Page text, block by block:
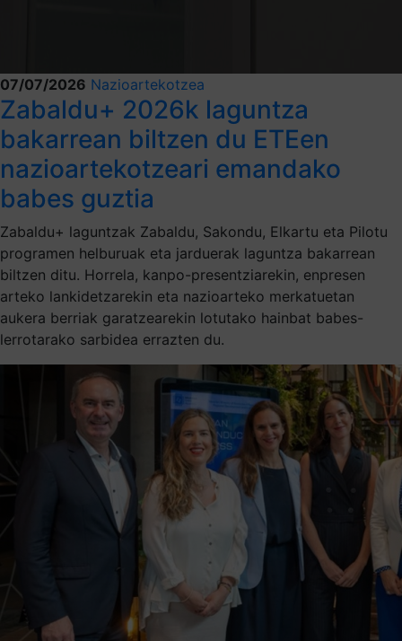
07/07/2026 Nazioartekotzea
Zabaldu+ 2026k laguntza
bakarrean biltzen du ETEen
nazioartekotzeari emandako
babes guztia
Zabaldu+ laguntzak Zabaldu, Sakondu, Elkartu eta Pilotu
programen helburuak eta jarduerak laguntza bakarrean
biltzen ditu. Horrela, kanpo-presentziarekin, enpresen
arteko lankidetzarekin eta nazioarteko merkatuetan
aukera berriak garatzearekin lotutako hainbat babes-
lerrotarako sarbidea errazten du.